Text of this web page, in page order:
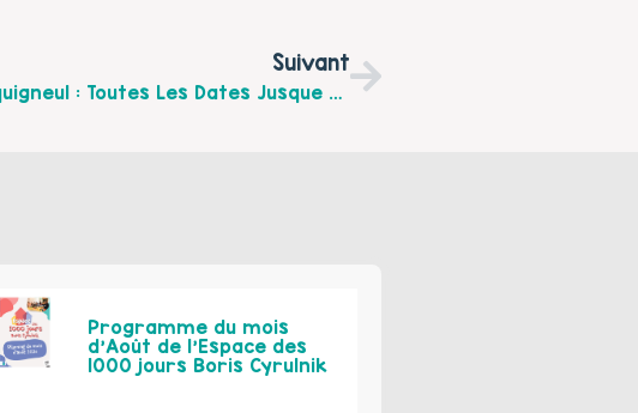
Suivant
"Dimanche En Famille" À Verquigneul : Toutes Les Dates Jusque Juin 2020
Programme du mois
d’Août de l’Espace des
1000 jours Boris Cyrulnik